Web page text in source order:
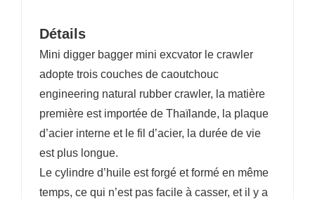
Détails
Mini digger bagger mini excvator le crawler
adopte trois couches de caoutchouc
engineering natural rubber crawler, la matière
première est importée de Thaïlande, la plaque
d’acier interne et le fil d’acier, la durée de vie
est plus longue.
Le cylindre d’huile est forgé et formé en même
temps, ce qui n’est pas facile à casser, et il y a